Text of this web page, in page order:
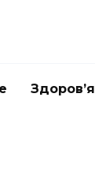
Здоров’я